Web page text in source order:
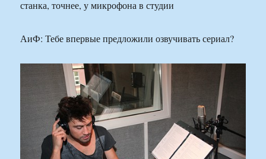
станка, точнее, у микрофона в студии
АиФ: Тебе впервые предложили озвучивать сериал?